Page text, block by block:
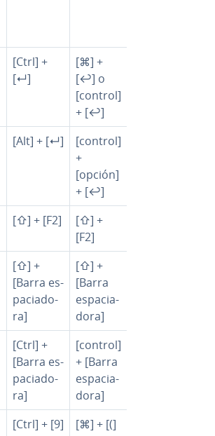
[Ctrl] +
[↵]
[⌘] +
[↩] o
[control]
+ [↩]
[Alt] + [↵]
[control]
+
[opción]
+ [↩]
[⇧] + [F2]
[⇧] +
[F2]
[⇧] +
[Barra es­
pa­cia­do­
ra]
[⇧] +
[Barra
es­pa­cia­
do­ra]
[Ctrl] +
[Barra es­
pa­cia­do­
ra]
[control]
+ [Barra
es­pa­cia­
do­ra]
[Ctrl] + [9]
[⌘] + [(]